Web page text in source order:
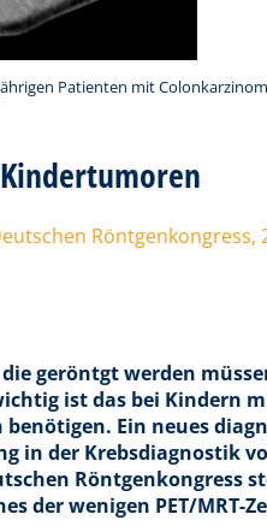
Patienten mit
Röntgenkongress,
geröntgt werden
ist das bei Kindern
Ein neues
in der Krebsdiagnostik
Röntgenkongress
der wenigen PET/MRT-